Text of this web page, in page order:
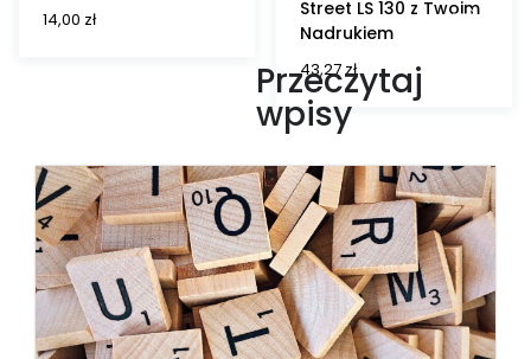
14,00 zł
Street LS 130 z Twoim
Nadrukiem
43,27zł
Przeczytaj
wpisy